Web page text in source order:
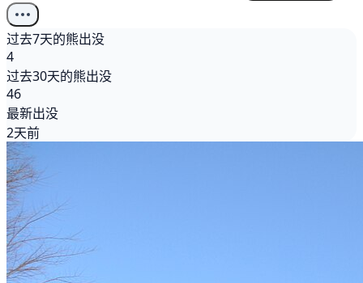
过去7天的熊出没
4
过去30天的熊出没
46
最新出没
2天前